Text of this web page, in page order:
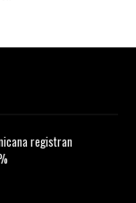
registran